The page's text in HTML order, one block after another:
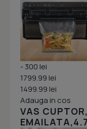
- 300 lei
1799.99 lei
1499.99 lei
Adauga in cos
VAS